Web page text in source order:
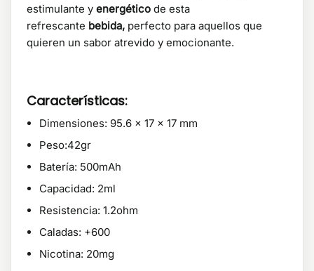
estimulante y energético de esta
refrescante bebida, perfecto para aquellos que
quieren un sabor atrevido y emocionante.
Características:
Dimensiones: 95.6 x 17 x 17 mm
Peso:42gr
Batería: 500mAh
Capacidad: 2ml
Resistencia: 1.2ohm
Caladas: +600
Nicotina: 20mg